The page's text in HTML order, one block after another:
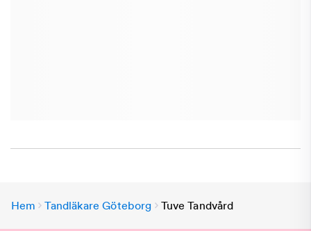
Hem Tandläkare Göteborg Tuve Tandvård